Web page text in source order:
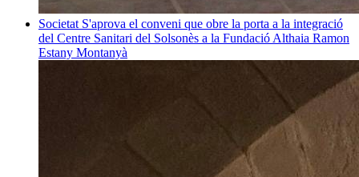
Societat S'aprova el conveni que obre la porta a la integració
del Centre Sanitari del Solsonès a la Fundació Althaia Ramon
Estany Montanyà